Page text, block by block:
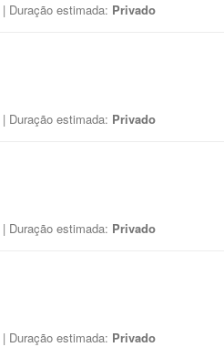
| Duração estimada: Privado
| Duração estimada: Privado
| Duração estimada: Privado
| Duração estimada: Privado